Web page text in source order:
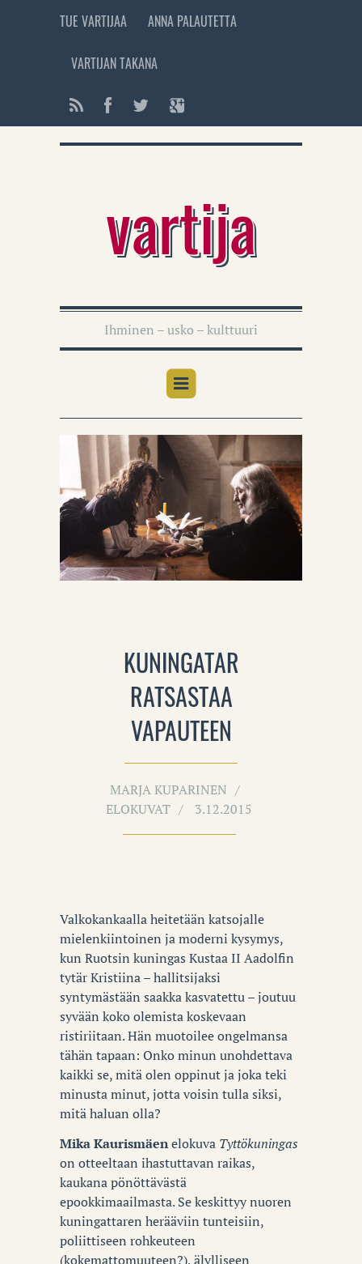
TUE VARTIJAA ANNA PALAUTETTA
VARTIJAN TAKANA
vartija
Ihminen – usko – kulttuuri
KUNINGATAR
RATSASTAA
VAPAUTEEN
MARJA KUPARINEN
ELOKUVAT
3.12.2015
Valkokankaalla heitetään katsojalle
mielenkiintoinen ja moderni kysymys,
kun Ruotsin kuningas Kustaa II Aadolfin
tytär Kristiina – hallitsijaksi
syntymästään saakka kasvatettu – joutuu
syvään koko olemista koskevaan
ristiriitaan. Hän muotoilee ongelmansa
tähän tapaan: Onko minun unohdettava
kaikki se, mitä olen oppinut ja joka teki
minusta minut, jotta voisin tulla siksi,
mitä haluan olla?
Mika Kaurismäenelokuva Tyttökuningas
on otteeltaan ihastuttavan raikas,
kaukana pönöttävästä
epookkimaailmasta. Se keskittyy nuoren
kuningattaren herääviin tunteisiin,
poliittiseen rohkeuteen
(kokemattomuuteen?), älylliseen